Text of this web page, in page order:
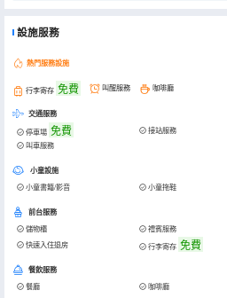
設施服務
熱門服務設施
行李寄存 免費 叫醒服務 咖啡廳
交通服務
停車場 免費 接站服務
叫車服務
小童設施
小童書籍/影音 小童拖鞋
前台服務
儲物櫃 禮賓服務
快速入住退房
行李寄存 免費
餐飲服務
餐廳 咖啡廳